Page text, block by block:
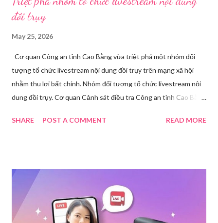
đồi trụy
May 25, 2026
Cơ quan Công an tỉnh Cao Bằng vừa triệt phá một nhóm đối
tượng tổ chức livestream nội dung đồi trụy trên mạng xã hội
nhằm thu lợi bất chính. Nhóm đối tượng tổ chức livestream nội
dung đồi trụy. Cơ quan Cảnh sát điều tra Công an tỉnh Cao Bằng
tạm giam đối với Triệu Thị Dung về hành vi truyền bá văn hóa
dụng điện thoại xuất hiện các hoạt động phát trực tiếp nội dung
nhạy cảm, có dấu hiệu vi phạm pháp luật. Ngay sau khi tiếp
nhận, đơn vị đã nhanh chóng tổ chức xác minh, thu thập dữ liệu
để làm rõ. Kết quả điều tra ban đầu xác định, Triệu Thị Dung
SHARE POST A COMMENT READ MORE